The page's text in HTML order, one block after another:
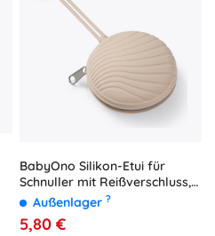
BabyOno Silikon-Etui für
Schnuller mit Reißverschluss,
Beige
Außenlager ?
5,80 €